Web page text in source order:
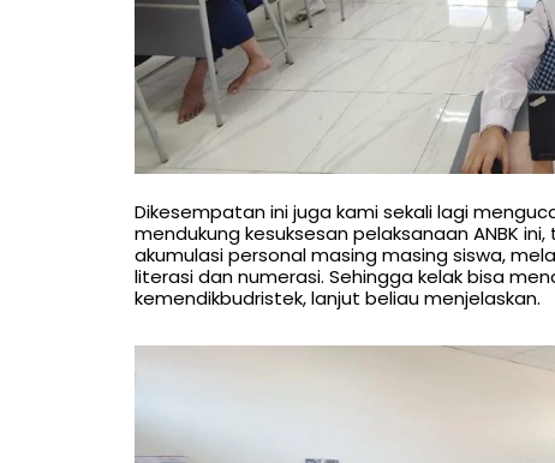
Dikesempatan ini juga kami sekali lagi
mendukung kesuksesan pelaksanaan ANBK
akumulasi personal masing masing siswa,
literasi dan numerasi. Sehingga kelak bisa
kemendikbudristek, lanjut beliau menjelaskan.